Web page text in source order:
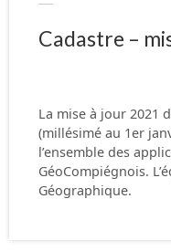
Cadastre –
La mise à jour 2021
(millésimé au 1er
l’ensemble des
GéoCompiégnois.
Géographique.